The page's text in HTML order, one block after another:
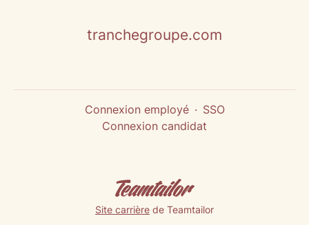
tranchegroupe.com
Connexion employé · SSO
Connexion candidat
Site carrière de Teamtailor